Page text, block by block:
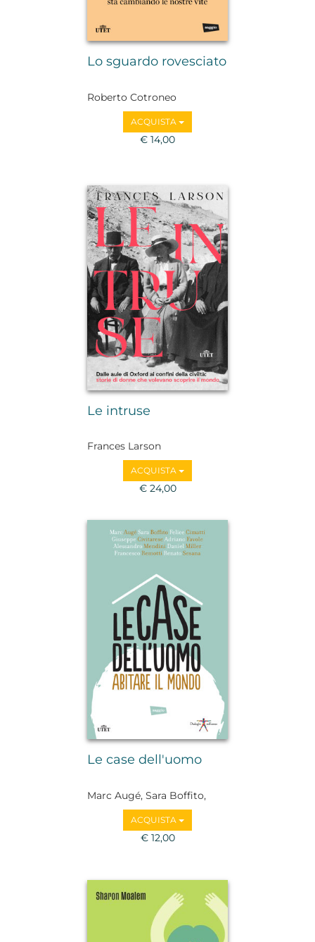
Lo sguardo rovesciato
Roberto Cotroneo
ACQUISTA
€ 14,00
Le intruse
Frances Larson
ACQUISTA
€ 24,00
Le case dell'uomo
Marc Augé, Sara Boffito,
Felice Cimatti, Giuseppe
Civitarese, Adriano Favole,
Alessandro Mendini, Daniel
ACQUISTA
€ 12,00